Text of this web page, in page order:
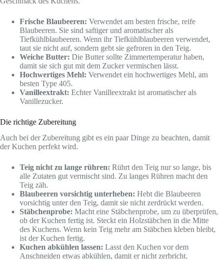
Frische Blaubeeren: Verwendet am besten frische, reife
Blaubeeren. Sie sind saftiger und aromatischer als
Tiefkühlblaubeeren. Wenn ihr Tiefkühlblaubeeren verwendet,
taut sie nicht auf, sondern gebt sie gefroren in den Teig.
Weiche Butter: Die Butter sollte Zimmertemperatur haben,
damit sie sich gut mit dem Zucker vermischen lässt.
Hochwertiges Mehl: Verwendet ein hochwertiges Mehl, am
besten Type 405.
Vanilleextrakt: Echter Vanilleextrakt ist aromatischer als
Vanillezucker.
Die richtige Zubereitung
Auch bei der Zubereitung gibt es ein paar Dinge zu beachten, damit
der Kuchen perfekt wird.
Teig nicht zu lange rühren: Rührt den Teig nur so lange, bis
alle Zutaten gut vermischt sind. Zu langes Rühren macht den
Teig zäh.
Blaubeeren vorsichtig unterheben: Hebt die Blaubeeren
vorsichtig unter den Teig, damit sie nicht zerdrückt werden.
Stäbchenprobe: Macht eine Stäbchenprobe, um zu überprüfen,
ob der Kuchen fertig ist. Steckt ein Holzstäbchen in die Mitte
des Kuchens. Wenn kein Teig mehr am Stäbchen kleben bleibt,
ist der Kuchen fertig.
Kuchen abkühlen lassen: Lasst den Kuchen vor dem
Anschneiden etwas abkühlen, damit er nicht zerbricht.